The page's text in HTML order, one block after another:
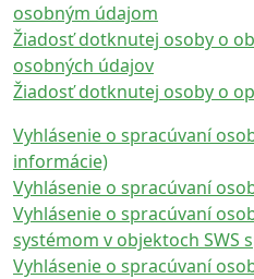
osobným údajom
Žiadosť dotknutej osoby o
osobných údajov
Žiadosť dotknutej osoby o
Vyhlásenie o spracúvaní
informácie)
Vyhlásenie o spracúvaní
Vyhlásenie o spracúvaní
systémom v objektoch SWS
Vyhlásenie o spracúvaní